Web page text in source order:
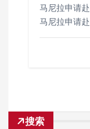
马尼拉申请
马尼拉申请
搜索